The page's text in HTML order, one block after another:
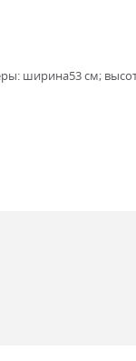
ширина53 см;